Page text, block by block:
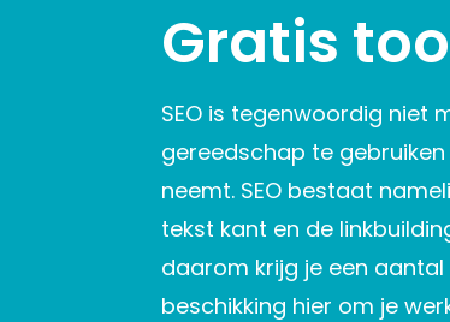
Gratis
SEO is tegenwoordig niet
gereedschap te
neemt. SEO bestaat
tekst kant en de
daarom krijg je een
beschikking hier om je